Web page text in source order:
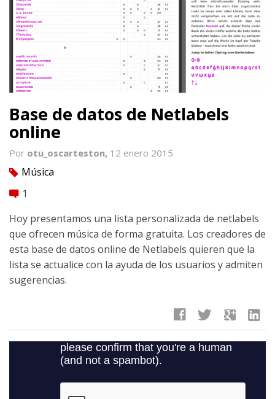
Base de datos de Netlabels
online
Por otu_oscarteston, 12 enero 2015
tag Música
comment 1
Hoy presentamos una lista personalizada de netlabels
que ofrecen música de forma gratuita. Los creadores de
esta base de datos online de Netlabels quieren que la
lista se actualice con la ayuda de los usuarios y admiten
sugerencias.
facebook twitter google linkedin